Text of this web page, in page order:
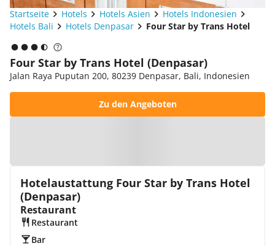
Startseite Hotels Hotels Asien
Hotels Indonesien
Hotels Bali
Hotels Denpasar Four Star by Trans Hotel
Four Star by Trans Hotel (Denpasar)
Jalan Raya Puputan 200, 80239 Denpasar, Bali, Indonesien
Zu den Angeboten
Hotelaustattung Four Star by Trans Hotel
(Denpasar)
Restaurant
Restaurant
Bar